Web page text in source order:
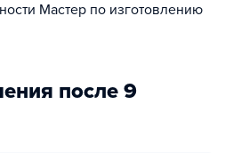
Мастер по изготовлению
после 9